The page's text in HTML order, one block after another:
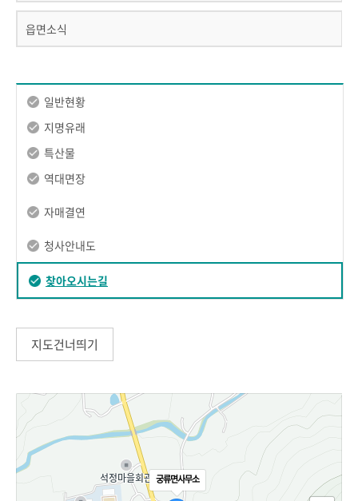
읍면소식
일반현황
지명유래
특산물
역대면장
자매결연
청사안내도
찾아오시는길
지도건너띄기
궁류면사무소